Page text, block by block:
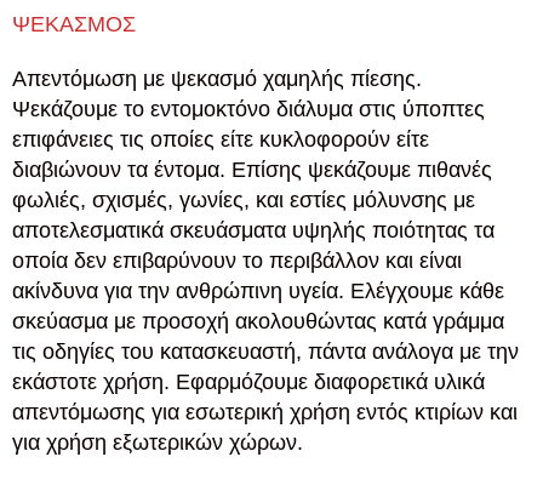
ΨΕΚΑΣΜΟΣ
Απεντόμωση με ψεκασμό χαμηλής πίεσης.
Ψεκάζουμε το εντομοκτόνο διάλυμα στις ύποπτες
επιφάνειες τις οποίες είτε κυκλοφορούν είτε
διαβιώνουν τα έντομα. Επίσης ψεκάζουμε πιθανές
φωλιές, σχισμές, γωνίες, και εστίες μόλυνσης με
αποτελεσματικά σκευάσματα υψηλής ποιότητας τα
οποία δεν επιβαρύνουν το περιβάλλον και είναι
ακίνδυνα για την ανθρώπινη υγεία. Ελέγχουμε κάθε
σκεύασμα με προσοχή ακολουθώντας κατά γράμμα
τις οδηγίες του κατασκευαστή, πάντα ανάλογα με την
εκάστοτε χρήση. Εφαρμόζουμε διαφορετικά υλικά
απεντόμωσης για εσωτερική χρήση εντός κτιρίων και
για χρήση εξωτερικών χώρων.